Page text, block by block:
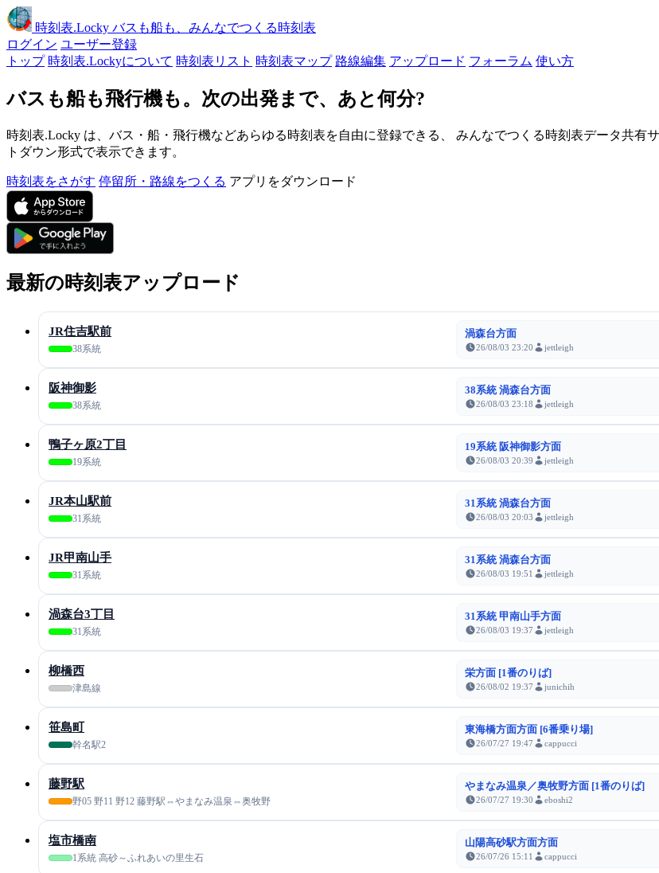
時刻表.Locky バスも船も、みんなでつくる時刻表
ログイン ユーザー登録
トップ 時刻表.Lockyについて 時刻表リスト 時刻表マップ 路線編集 アップロード フォーラム 使い方
バスも船も飛行機も。次の出発まで、あと何分?
時刻表.Locky は、バス・船・飛行機などあらゆる時刻表を自由に登録できる、 みんなでつくる時刻表データ共有
トダウン形式で表示できます。
時刻表をさがす 停留所・路線をつくる アプリをダウンロード
最新の時刻表アップロード
JR住吉駅前
38系統
渦森台方面
26/08/03 23:20 jettleigh
阪神御影
38系統
38系統 渦森台方面
26/08/03 23:18 jettleigh
鴨子ヶ原2丁目
19系統
19系統 阪神御影方面
26/08/03 20:39 jettleigh
JR本山駅前
31系統
31系統 渦森台方面
26/08/03 20:03 jettleigh
JR甲南山手
31系統
31系統 渦森台方面
26/08/03 19:51 jettleigh
渦森台3丁目
31系統
31系統 甲南山手方面
26/08/03 19:37 jettleigh
柳橋西
津島線
栄方面 [1番のりば]
26/08/02 19:37 junichih
笹島町
幹名駅2
東海橋方面方面 [6番乗り場]
26/07/27 19:47 cappucci
藤野駅
野05 野11 野12 藤野駅⇔やまなみ温泉⇔奥牧野
やまなみ温泉／奥牧野方面 [1番のりば]
26/07/27 19:30 eboshi2
塩市橋南
1系統 高砂～ふれあいの里生石
山陽高砂駅方面方面
26/07/26 15:11 cappucci